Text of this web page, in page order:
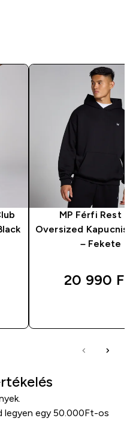
MP Férfi Rest
Oversized Kapucnis
– Fekete
20 990 Ft‎
legyen egy 50.000Ft-os